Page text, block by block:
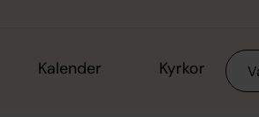
Kalender Kyrkor Sök